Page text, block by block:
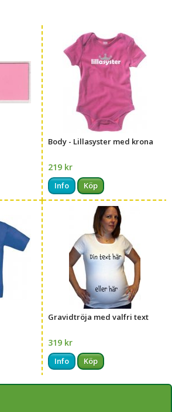
Body - Lillasyster med krona
219 kr
Info Köp
Gravidtröja med valfri text
319 kr
Info Köp